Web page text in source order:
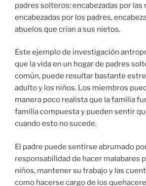
padres solteros: encabezadas por las
encabezadas por los padres,
abuelos que crían a sus nietos.
Este ejemplo de investigación
que la vida en un hogar de padres
común, puede resultar bastante
adulto y los niños. Los miembros
manera poco realista que la familia
familia compuesta y pueden sentir
cuando esto no sucede.
El padre puede sentirse abrumado
responsabilidad de hacer malabares
niños, mantener su trabajo y las
como hacerse cargo de los